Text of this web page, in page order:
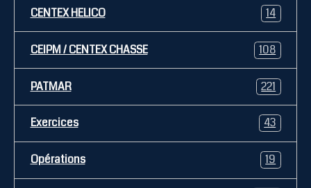
CENTEX HELICO 14
CEIPM / CENTEX CHASSE 108
PATMAR 221
Exercices 43
Opérations 19